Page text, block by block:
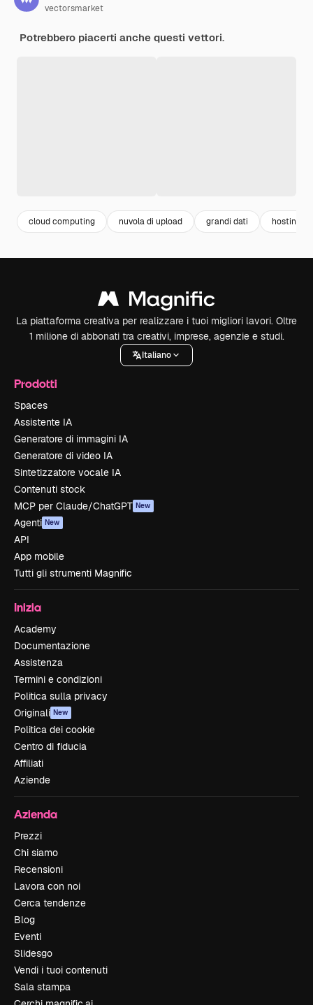
vectorsmarket
Potrebbero piacerti anche questi vettori.
cloud computing nuvola di upload grandi dati hosting
La piattaforma creativa per realizzare i tuoi migliori lavori. Oltre
1 milione di abbonati tra creativi, imprese, agenzie e studi.
Italiano
Prodotti
Spaces
Assistente IA
Generatore di immagini IA
Generatore di video IA
Sintetizzatore vocale IA
Contenuti stock
MCP per Claude/ChatGPT New
Agenti New
API
App mobile
Tutti gli strumenti Magnific
Inizia
Academy
Documentazione
Assistenza
Termini e condizioni
Politica sulla privacy
Originali New
Politica dei cookie
Centro di fiducia
Affiliati
Aziende
Azienda
Prezzi
Chi siamo
Recensioni
Lavora con noi
Cerca tendenze
Blog
Eventi
Slidesgo
Vendi i tuoi contenuti
Sala stampa